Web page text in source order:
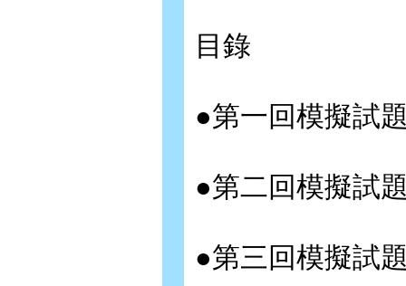
目錄
●第一回模擬試
●第二回模擬試
●第三回模擬試